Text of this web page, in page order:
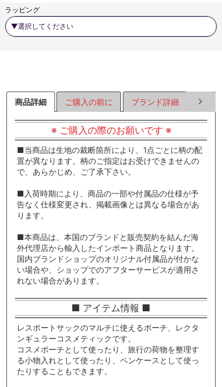
ラッピング
商品詳細 ご購入の前に ブランド詳細 ラッ
※ ご購入の際のお願いです ※
■当商品は生地の裁断箇所により、1点ごとに柄の配
置が異なります。柄のご指定はお受けできませんの
で、あらかじめ、ご了承下さい。
■入荷時期により、商品の一部や付属品の仕様が予
告なく仕様変更され、掲載画像とは異なる場合があ
ります。
■本商品は、本国のブランドと販売契約を結んだ海
外代理店から輸入したインポート商品となります。
国内ブランドショップのオリジナル付属品が付かな
い場合や、ショップでのアフターサービスが適用さ
れない場合があります。
■ アイテム情報 ■
レスポートサックのマルチに使えるポーチ、レクタ
ンギュラーコスメティックです。
コスメポーチとして使ったり、旅行の荷物を整理す
る小物入れとして使ったり、ペンケースとして使っ
たりすることもできます。